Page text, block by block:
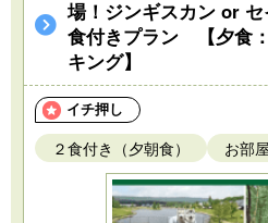
場！ジンギスカン or
食付きプラン 【夕食
キング】
イチ押し
２食付き（夕朝食） お部